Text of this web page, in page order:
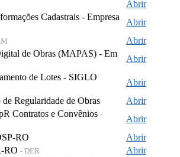
Abrir
Cadastrais - Empresa
Abrir
Abrir
de Obras (MAPAS) - Em
Abrir
de Lotes - SIGLO
Abrir
Regularidade de Obras
Abrir
Contratos e Convênios -
Abrir
RO
Abrir
RO - DER
Abrir